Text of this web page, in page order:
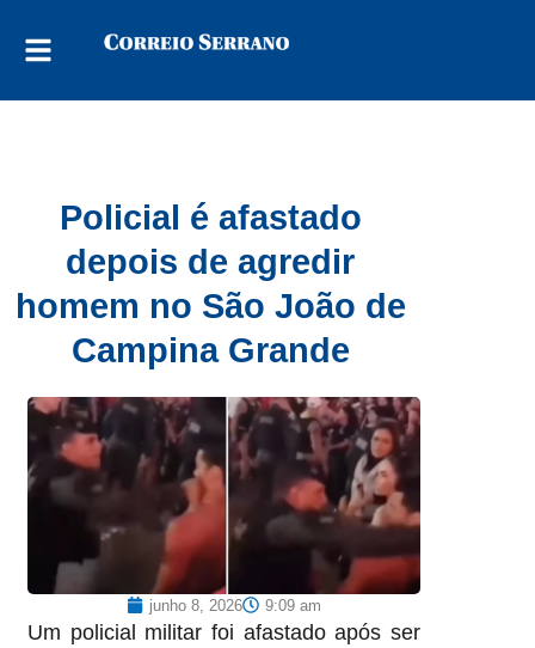
Policial é afastado
depois de agredir
homem no São João de
Campina Grande
junho 8, 2026 9:09 am
Um policial militar foi afastado após ser